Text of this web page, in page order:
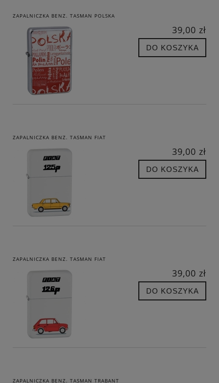
ZAPALNICZKA BENZ. TASMAN POLSKA
39,00 zł
DO KOSZYKA
ZAPALNICZKA BENZ. TASMAN FIAT
39,00 zł
DO KOSZYKA
ZAPALNICZKA BENZ. TASMAN FIAT
39,00 zł
DO KOSZYKA
ZAPALNICZKA BENZ. TASMAN TRABANT